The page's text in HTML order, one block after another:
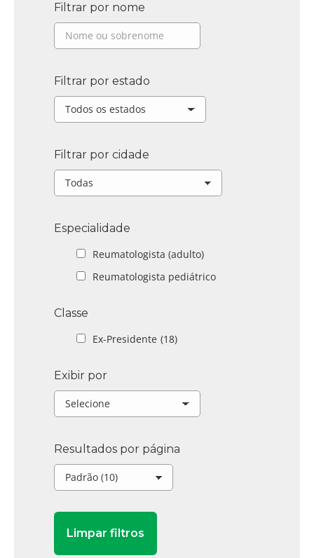
Filtrar por nome
Filtrar por estado
Filtrar por cidade
Especialidade
Reumatologista (adulto)
Reumatologista pediátrico
Classe
Ex-Presidente (18)
Exibir por
Resultados por página